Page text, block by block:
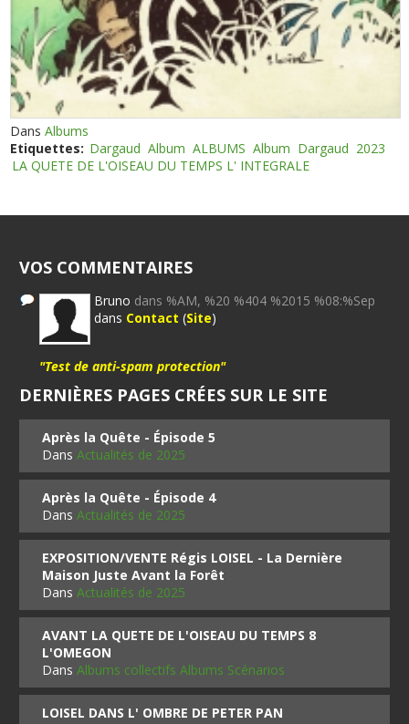
DansAlbums
Etiquettes: Dargaud Album ALBUMS Album Dargaud 2023
LA QUETE DE L'OISEAU DU TEMPS L' INTEGRALE
VOS COMMENTAIRES
Bruno dans %AM, %20 %404 %2015 %08:%Sep
dans Contact (Site)
"Test de anti-spam protection"
DERNIÈRES PAGES CRÉES SUR LE SITE
Après la Quête - Épisode 5
DansActualités de 2025
Après la Quête - Épisode 4
DansActualités de 2025
EXPOSITION/VENTE Régis LOISEL - La Dernière
Maison Juste Avant la Forêt
DansActualités de 2025
AVANT LA QUETE DE L'OISEAU DU TEMPS 8
L'OMEGON
DansAlbums collectifs Albums Scénarios
LOISEL DANS L' OMBRE DE PETER PAN